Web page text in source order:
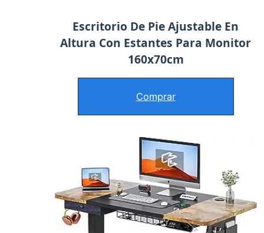
Escritorio De Pie Ajustable En
Altura Con Estantes Para Monitor
160x70cm
Comprar